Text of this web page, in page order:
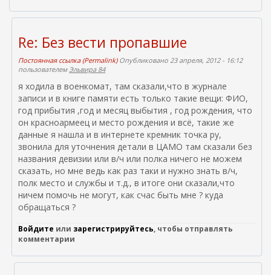
Re: Без вести пропавшие
Постоянная ссылка (Permalink)Опубликовано 23 апреля, 2012 - 16:12
пользователемЭльвира 84
я ходила в военкомат, там сказали,что в журнале
записи и в книге памяти есть только такие вещи: ФИО,
год прибытия ,год и месяц выбытия , год рождения, что
он красноармеец и место рождения и всё, такие же
данные я нашла и в интернете кремник точка ру,
звонила для уточнения детали в ЦАМО там сказали без
названия девизии или в/ч или полка ничего не можем
сказать, но мне ведь как раз таки и нужно знать в/ч,
полк место и службы и т.д., в итоге они сказали,что
ничем помочь не могут, как счас быть мне ? куда
обращаться ?
Войдите или зарегистрируйтесь, чтобы отправлять
комментарии